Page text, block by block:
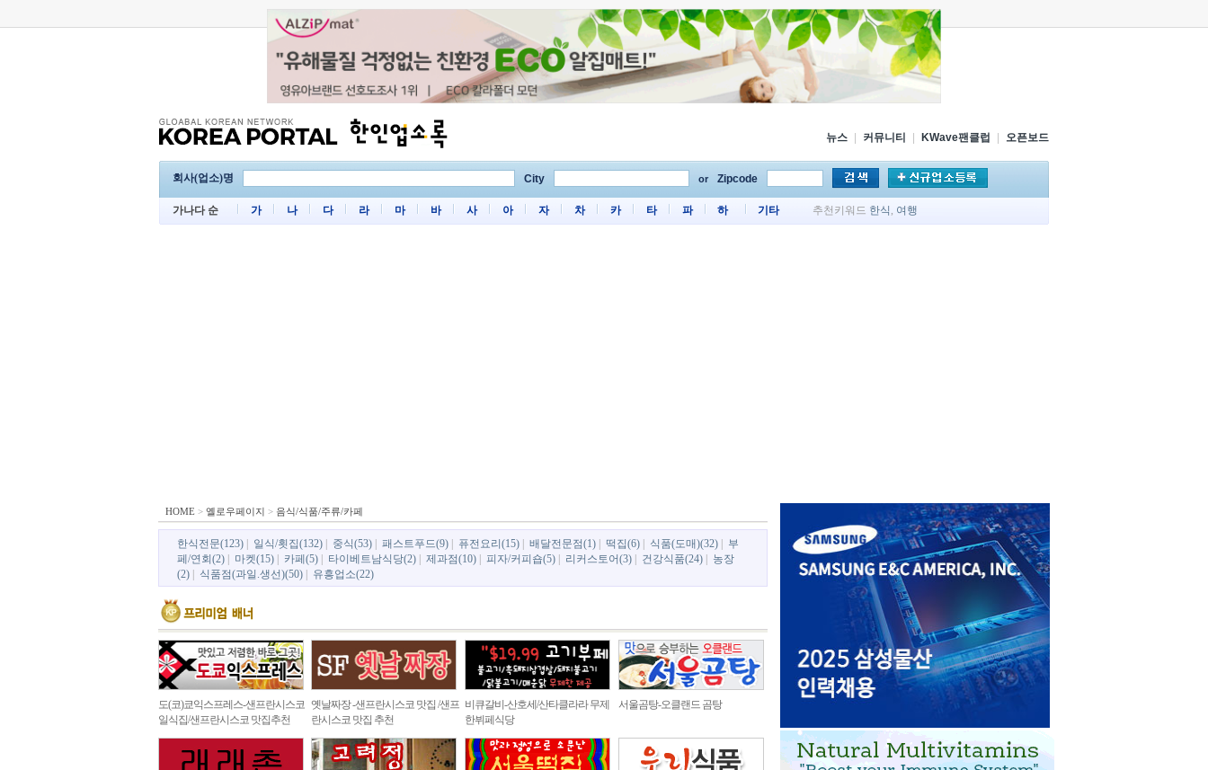
뉴스 커뮤니티 KWave팬클럽 오픈보드
회사(업소)명 City or Zipcode
가나다 순 가 나 다 라 마 바 사 아 자 차 카 타 파 하 기타 추천키워드 한식 , 여행
HOME > 옐로우페이지 > 음식/식품/주류/카페
한식전문(123) 일식/횟집(132) 중식(53) 패스트푸드(9) 퓨전요리(15) 배달전문점(1) 떡집(6) 식품(도매)(32)
부
페/연회(2)
마켓(15) 카페(5) 타이베트남식당(2) 제과점(10) 피자/커피숍(5) 리커스토어(3) 건강식품(24)
농장
(2)
식품점(과일.생선)(50) 유흥업소(22)
도(코)쿄익스프레스-샌프란시스코
일식집/샌프란시스코 맛집추천
옛날짜장 -샌프란시스코 맛집 /샌프
란시스코 맛집 추천
비큐갈비-산호세/산타클라라 무제
한뷔페식당
서울곰탕-오클랜드 곰탕